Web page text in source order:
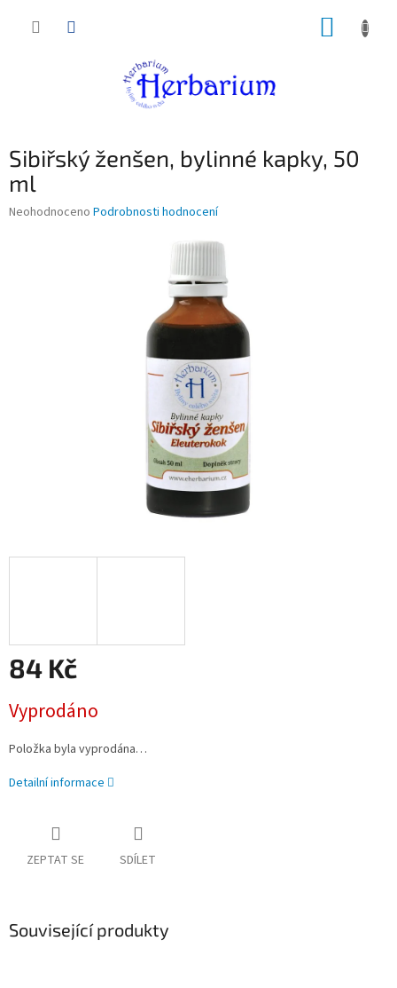
Sibiřský ženšen, bylinné kapky, 50
ml
Průměrné
Neohodnoceno Podrobnosti hodnocení
84 Kč
cena:
Vyprodáno
Položka byla vyprodána…
Detailní informace
ZEPTAT SE SDÍLET
Související produkty